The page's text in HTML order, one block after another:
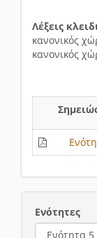
Λέξεις
κανονικός
κανονικός
Ενότητες